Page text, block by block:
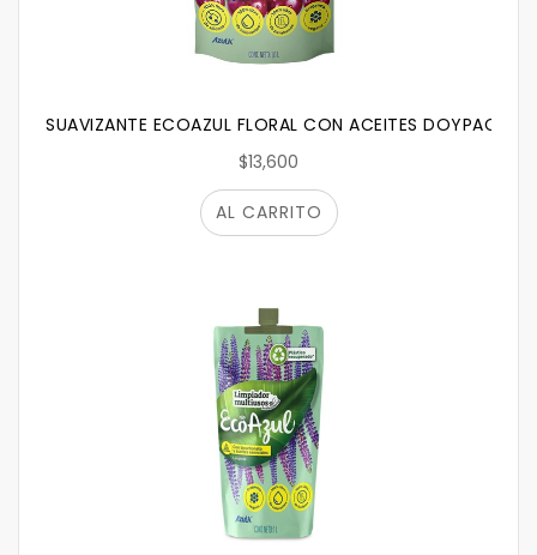
SUAVIZANTE ECOAZUL FLORAL CON ACEITES DOYPACK X
$13,600
AL CARRITO